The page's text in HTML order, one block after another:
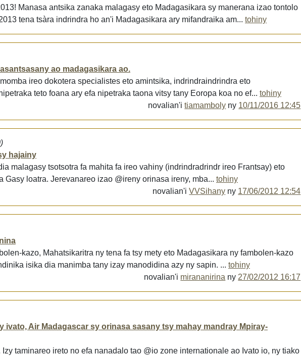
Manasa antsika zanaka malagasy eto Madagasikara sy manerana izao tontolo
tena tsàra indrindra ho an'i Madagasikara ary mifandraika am... tohiny
ao madagasikara ao.
ireo dokotera specialistes eto amintsika, indrindraindrindra eto
teto foana ary efa nipetraka taona vitsy tany Eoropa koa no ef... tohiny
novalian'itiamamboly ny 10/11/2016 12:45
hajainy
malagasy tsotsotra fa mahita fa ireo vahiny (indrindradrindr ireo Frantsay) eto
Gasy loatra. Jerevanareo izao @ireny orinasa ireny, mba... tohiny
novalian'iVVSihany ny 17/06/2012 12:54
kazo, Mahatsikaritra ny tena fa tsy mety eto Madagasikara ny fambolen-kazo
isika dia manimba tany izay manodidina azy ny sapin. ... tohiny
novalian'i mirananirina ny 27/02/2012 16:17
ivato, Air Madagascar sy orinasa sasany tsy mahay mandray Mpiray-
taminareo ireto no efa nanadalo tao @io zone internationale ao Ivato io, ny tiako